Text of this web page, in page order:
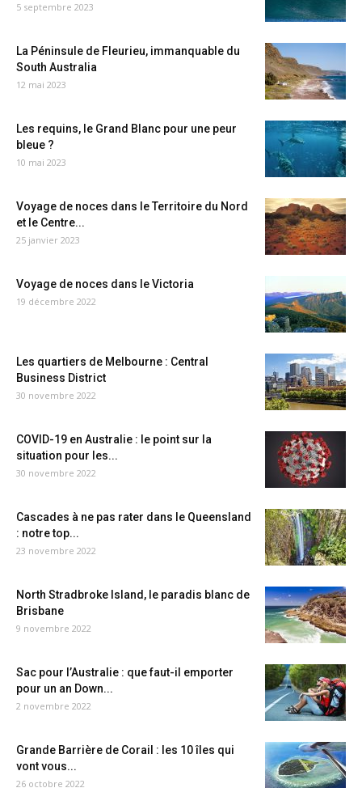
5 septembre 2023
La Péninsule de Fleurieu, immanquable du
South Australia
12 mai 2023
Les requins, le Grand Blanc pour une peur
bleue ?
10 mai 2023
Voyage de noces dans le Territoire du Nord
et le Centre...
25 janvier 2023
Voyage de noces dans le Victoria
19 décembre 2022
Les quartiers de Melbourne : Central
Business District
30 novembre 2022
COVID-19 en Australie : le point sur la
situation pour les...
30 novembre 2022
Cascades à ne pas rater dans le Queensland
: notre top...
23 novembre 2022
North Stradbroke Island, le paradis blanc de
Brisbane
9 novembre 2022
Sac pour l’Australie : que faut-il emporter
pour un an Down...
2 novembre 2022
Grande Barrière de Corail : les 10 îles qui
vont vous...
26 octobre 2022